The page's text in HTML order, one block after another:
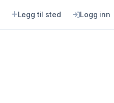
Legg til sted Logg inn